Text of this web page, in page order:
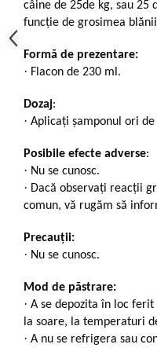
câine de 25de kg, sau
funcţie de grosimea
Formă de prezentare:
· Flacon de 230 ml.
Dozaj:
· Aplicați șamponul ori
Posibile efecte adverse:
· Nu se cunosc.
· Dacă observaţi reacţii
comun, vă rugăm să
Precauții:
· Nu se cunosc.
Mod de păstrare:
· A se depozita în loc
la soare, la temperaturi
· A nu se refrigera sau